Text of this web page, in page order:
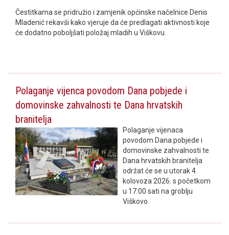
Čestitkama se pridružio i zamjenik općinske načelnice Denis
Mladenić rekavši kako vjeruje da će predlagati aktivnosti koje
će dodatno poboljšati položaj mladih u Viškovu.
Polaganje vijenca povodom Dana pobjede i
domovinske zahvalnosti te Dana hrvatskih
branitelja
Polaganje vijenaca
povodom Dana pobjede i
domovinske zahvalnosti te
Dana hrvatskih branitelja
održat će se u utorak 4.
kolovoza 2026. s početkom
u 17:00 sati na groblju
Viškovo.